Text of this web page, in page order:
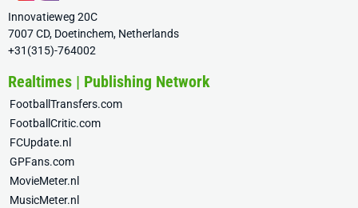
Innovatieweg 20C
7007 CD, Doetinchem, Netherlands
+31(315)-764002
Realtimes | Publishing Network
FootballTransfers.com
FootballCritic.com
FCUpdate.nl
GPFans.com
MovieMeter.nl
MusicMeter.nl